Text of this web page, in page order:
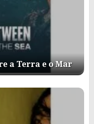
a Terra e o Mar